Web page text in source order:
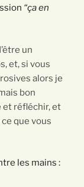
“ça en
un
et, si vous
alors je
bon
et réfléchir, et
que vous
les mains :